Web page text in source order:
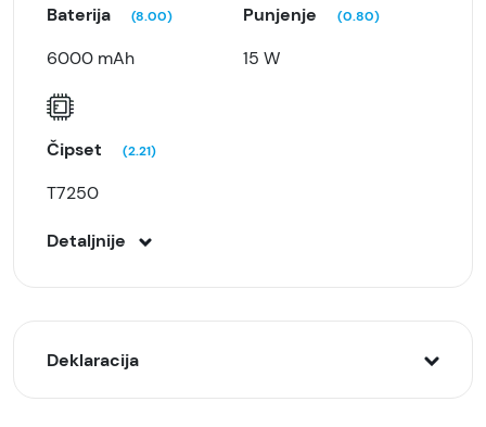
Baterija (8.00)
6000 mAh
Punjenje (0.80)
15 W
Čipset (2.21)
T7250
Detaljnije
Deklaracija